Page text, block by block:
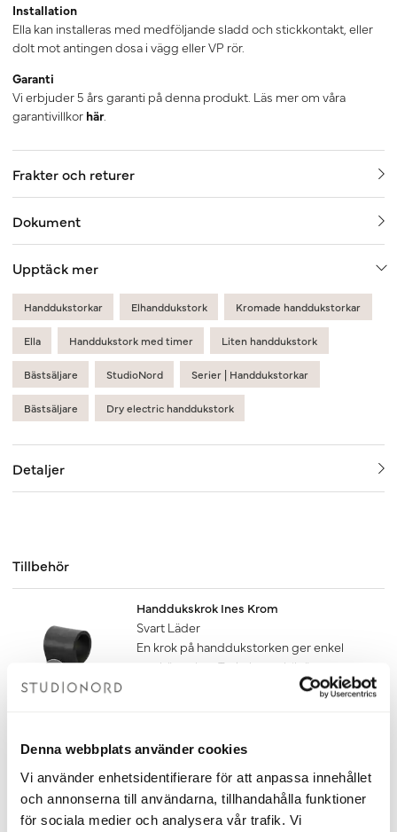
Denna webbplats använder cookies
Vi använder enhetsidentifierare för att anpassa innehållet
och annonserna till användarna, tillhandahålla funktioner
för sociala medier och analysera vår trafik. Vi
Installation
Ella kan installeras med medföljande sladd och stickkontakt, eller
dolt mot antingen dosa i vägg eller VP rör.
Garanti
Vi erbjuder 5 års garanti på denna produkt. Läs mer om våra
garantivillkor här.
Frakter och returer
Dokument
Upptäck mer
Handdukstorkar Elhanddukstork Kromade handdukstorkar
Ella Handdukstork med timer Liten handdukstork
Bästsäljare StudioNord Serier | Handdukstorkar
Bästsäljare Dry electric handdukstork
Detaljer
Tillbehör
Handdukskrok Ines Krom
Svart Läder
En krok på handdukstorken ger enkel
upphängning. Torkningen blir även
snabbare om handduken får hänga fritt.
Lägg till
Handdukskrok Ines Krom
Mörkbrunt Läder